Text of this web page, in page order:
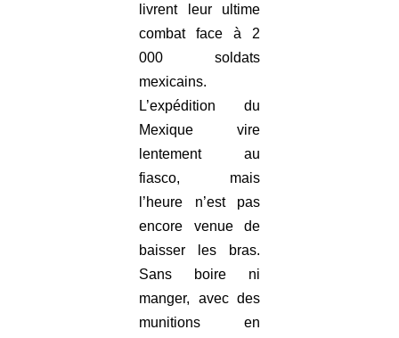
livrent leur ultime
combat face à 2
000 soldats
mexicains.
L’expédition du
Mexique vire
lentement au
fiasco, mais
l’heure n’est pas
encore venue de
baisser les bras.
Sans boire ni
manger, avec des
munitions en